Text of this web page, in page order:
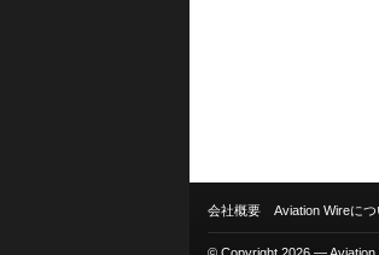
会社概要 Aviation Wireにつ